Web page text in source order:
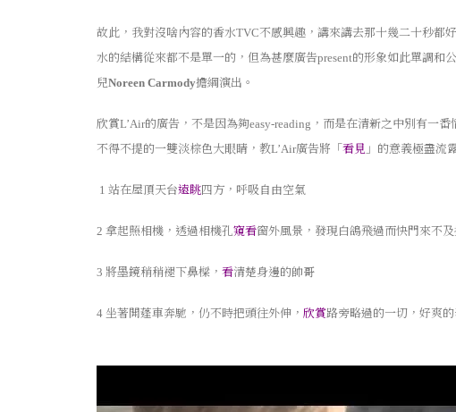
故此，我對沒啥內容的香水TVC不感興趣，講來講去那十幾二十秒都
水的結構從來都不是單一的，但為甚麼廣告present的形象如此單調和
兒Noreen Carmody擔綱演出。
欣賞L’Air的廣告，不是因為夠easy-reading ，而是在清新之中別有一
不得不提的一雙淡棕色大眼睛，教L’Air廣告將「看見 」的意義極盡流
1 站在屋頂天台遠眺四方，呼吸自由空氣
2 拿起照相機，透過相機孔窺看窗外風景，發現白鴿飛過而快門來不
3 將墨鏡稍稍褪下鼻樑， 看清楚身邊的帥哥
4 坐著開蓬車奔馳，仍不時把頭往外伸， 欣賞路旁略過的一切，好爽